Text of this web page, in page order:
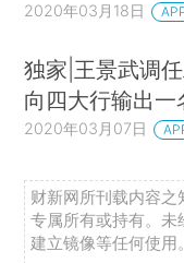
2020年03月18日
独家|王景武调
向四大行输出一
2020年03月07日
财新网所刊载内容之
专属所有或持有。未
建立镜像等任何使用。